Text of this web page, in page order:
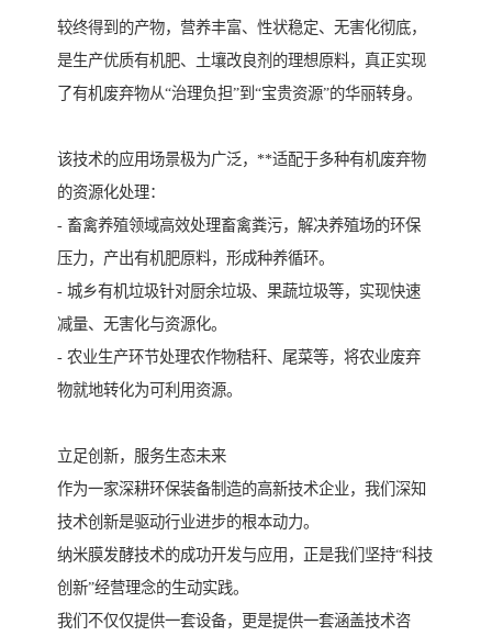
较终得到的产物，营养丰富、性状稳定、无害化彻底，
是生产优质有机肥、土壤改良剂的理想原料，真正实现
了有机废弃物从“治理负担”到“宝贵资源”的华丽转身。
该技术的应用场景极为广泛，**适配于多种有机废弃物
的资源化处理：
- 畜禽养殖领域高效处理畜禽粪污，解决养殖场的环保
压力，产出有机肥原料，形成种养循环。
- 城乡有机垃圾针对厨余垃圾、果蔬垃圾等，实现快速
减量、无害化与资源化。
- 农业生产环节处理农作物秸秆、尾菜等，将农业废弃
物就地转化为可利用资源。
立足创新，服务生态未来
作为一家深耕环保装备制造的高新技术企业，我们深知
技术创新是驱动行业进步的根本动力。
纳米膜发酵技术的成功开发与应用，正是我们坚持“科技
创新”经营理念的生动实践。
我们不仅仅提供一套设备，更是提供一套涵盖技术咨